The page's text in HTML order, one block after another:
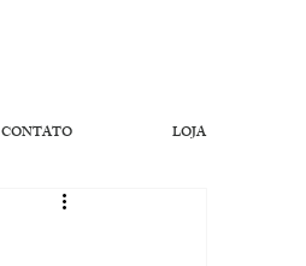
CONTATO LOJA